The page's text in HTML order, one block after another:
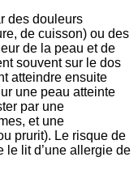
des douleurs
de cuisson) ou des
de la peau et de
souvent sur le dos
atteindre ensuite
une peau atteinte
par une
et une
prurit). Le risque de
le lit d’une allergie de